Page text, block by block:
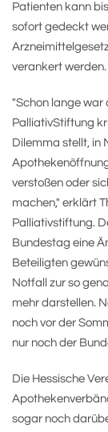
Patienten kann
sofort gedeckt
verankert werden.
"Schon lange war
PalliativStiftung
Dilemma stellt, in
verstoßen oder
machen," erklärt
Palliativstiftung.
Bundestag eine
Beteiligten
Notfall zur so
mehr darstellen.
noch vor der
nur noch der
Die Hessische
sogar noch